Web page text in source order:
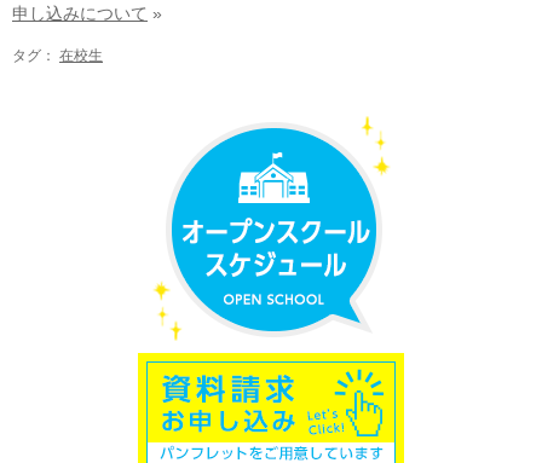
申し込みについて »
タグ： 在校生